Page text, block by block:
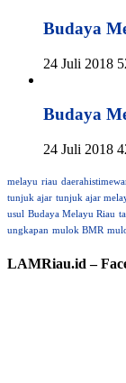
Budaya
24 Juli 2018
Budaya
24 Juli 2018
melayu riau
tunjuk ajar tunjuk ajar
usul Budaya Melayu Riau
ungkapan mulok BMR
LAMRiau.id –